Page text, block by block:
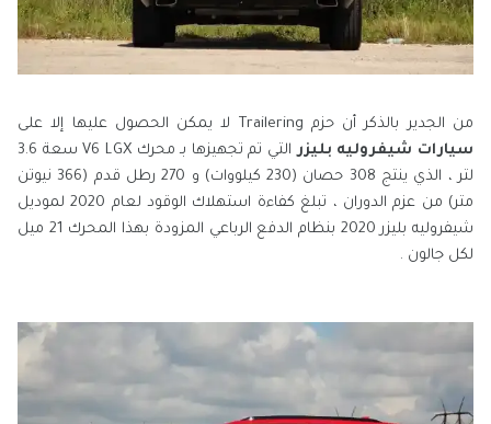
من الجدير بالذكر أن حزم Trailering لا يمكن الحصول عليها إلا على
سيارات شيفروليه بليزر
التي تم تجهيزها بـ محرك V6 LGX سعة 3.6
لتر ، الذي ينتج 308 حصان (230 كيلووات) و 270 رطل قدم (366 نيوتن
متر) من عزم الدوران ، تبلغ كفاءة استهلاك الوقود لعام 2020 لموديل
شيفروليه بليزر 2020 بنظام الدفع الرباعي المزودة بهذا المحرك 21 ميل
لكل جالون .